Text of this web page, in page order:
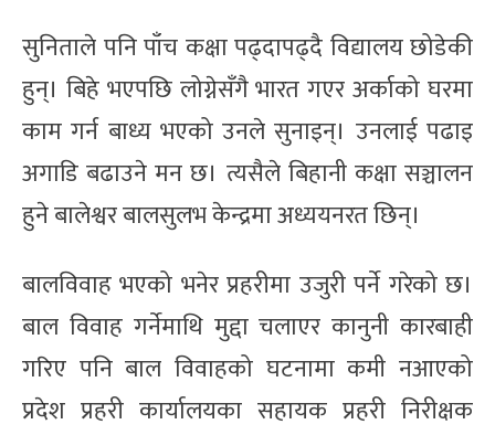
सुनिताले पनि पाँच कक्षा पढ्दापढ्दै विद्यालय छोडेकी
हुन्। बिहे भएपछि लोग्नेसँगै भारत गएर अर्काको घरमा
काम गर्न बाध्य भएको उनले सुनाइन्। उनलाई पढाइ
अगाडि बढाउने मन छ। त्यसैले बिहानी कक्षा सञ्चालन
हुने बालेश्वर बालसुलभ केन्द्रमा अध्ययनरत छिन्।
बालविवाह भएको भनेर प्रहरीमा उजुरी पर्ने गरेको छ।
बाल विवाह गर्नेमाथि मुद्दा चलाएर कानुनी कारबाही
गरिए पनि बाल विवाहको घटनामा कमी नआएको
प्रदेश प्रहरी कार्यालयका सहायक प्रहरी निरीक्षक